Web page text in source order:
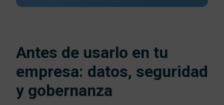
Antes de usarlo en tu
empresa: datos, seguridad
y gobernanza